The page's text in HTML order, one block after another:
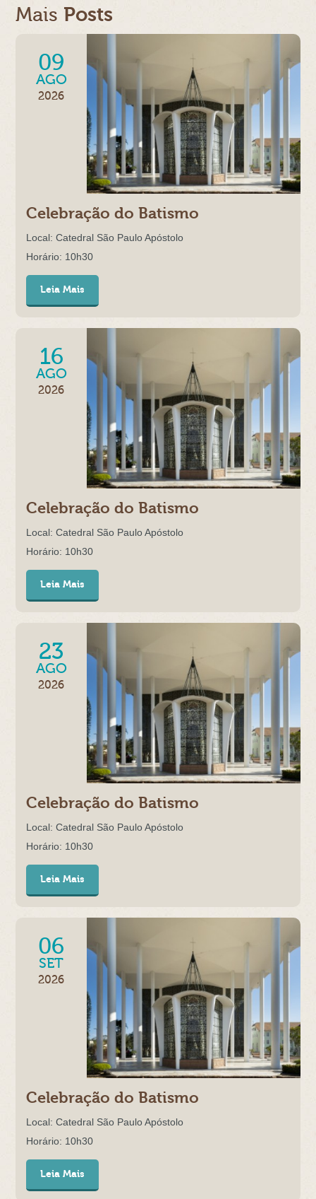
Mais Posts
09
AGO
2026
Celebração do Batismo
Local: Catedral São Paulo Apóstolo
Horário: 10h30
Leia Mais
16
AGO
2026
Celebração do Batismo
Local: Catedral São Paulo Apóstolo
Horário: 10h30
Leia Mais
23
AGO
2026
Celebração do Batismo
Local: Catedral São Paulo Apóstolo
Horário: 10h30
Leia Mais
06
SET
2026
Celebração do Batismo
Local: Catedral São Paulo Apóstolo
Horário: 10h30
Leia Mais